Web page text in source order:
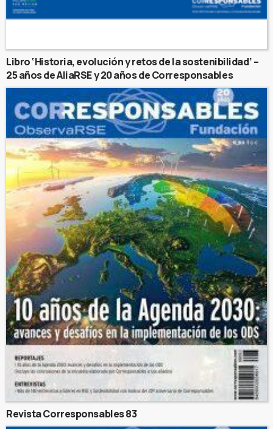
Libro ‘Historia, evolución y retos de la sostenibilidad’ –
25 años de AliaRSE y 20 años de Corresponsables
Revista Corresponsables 83